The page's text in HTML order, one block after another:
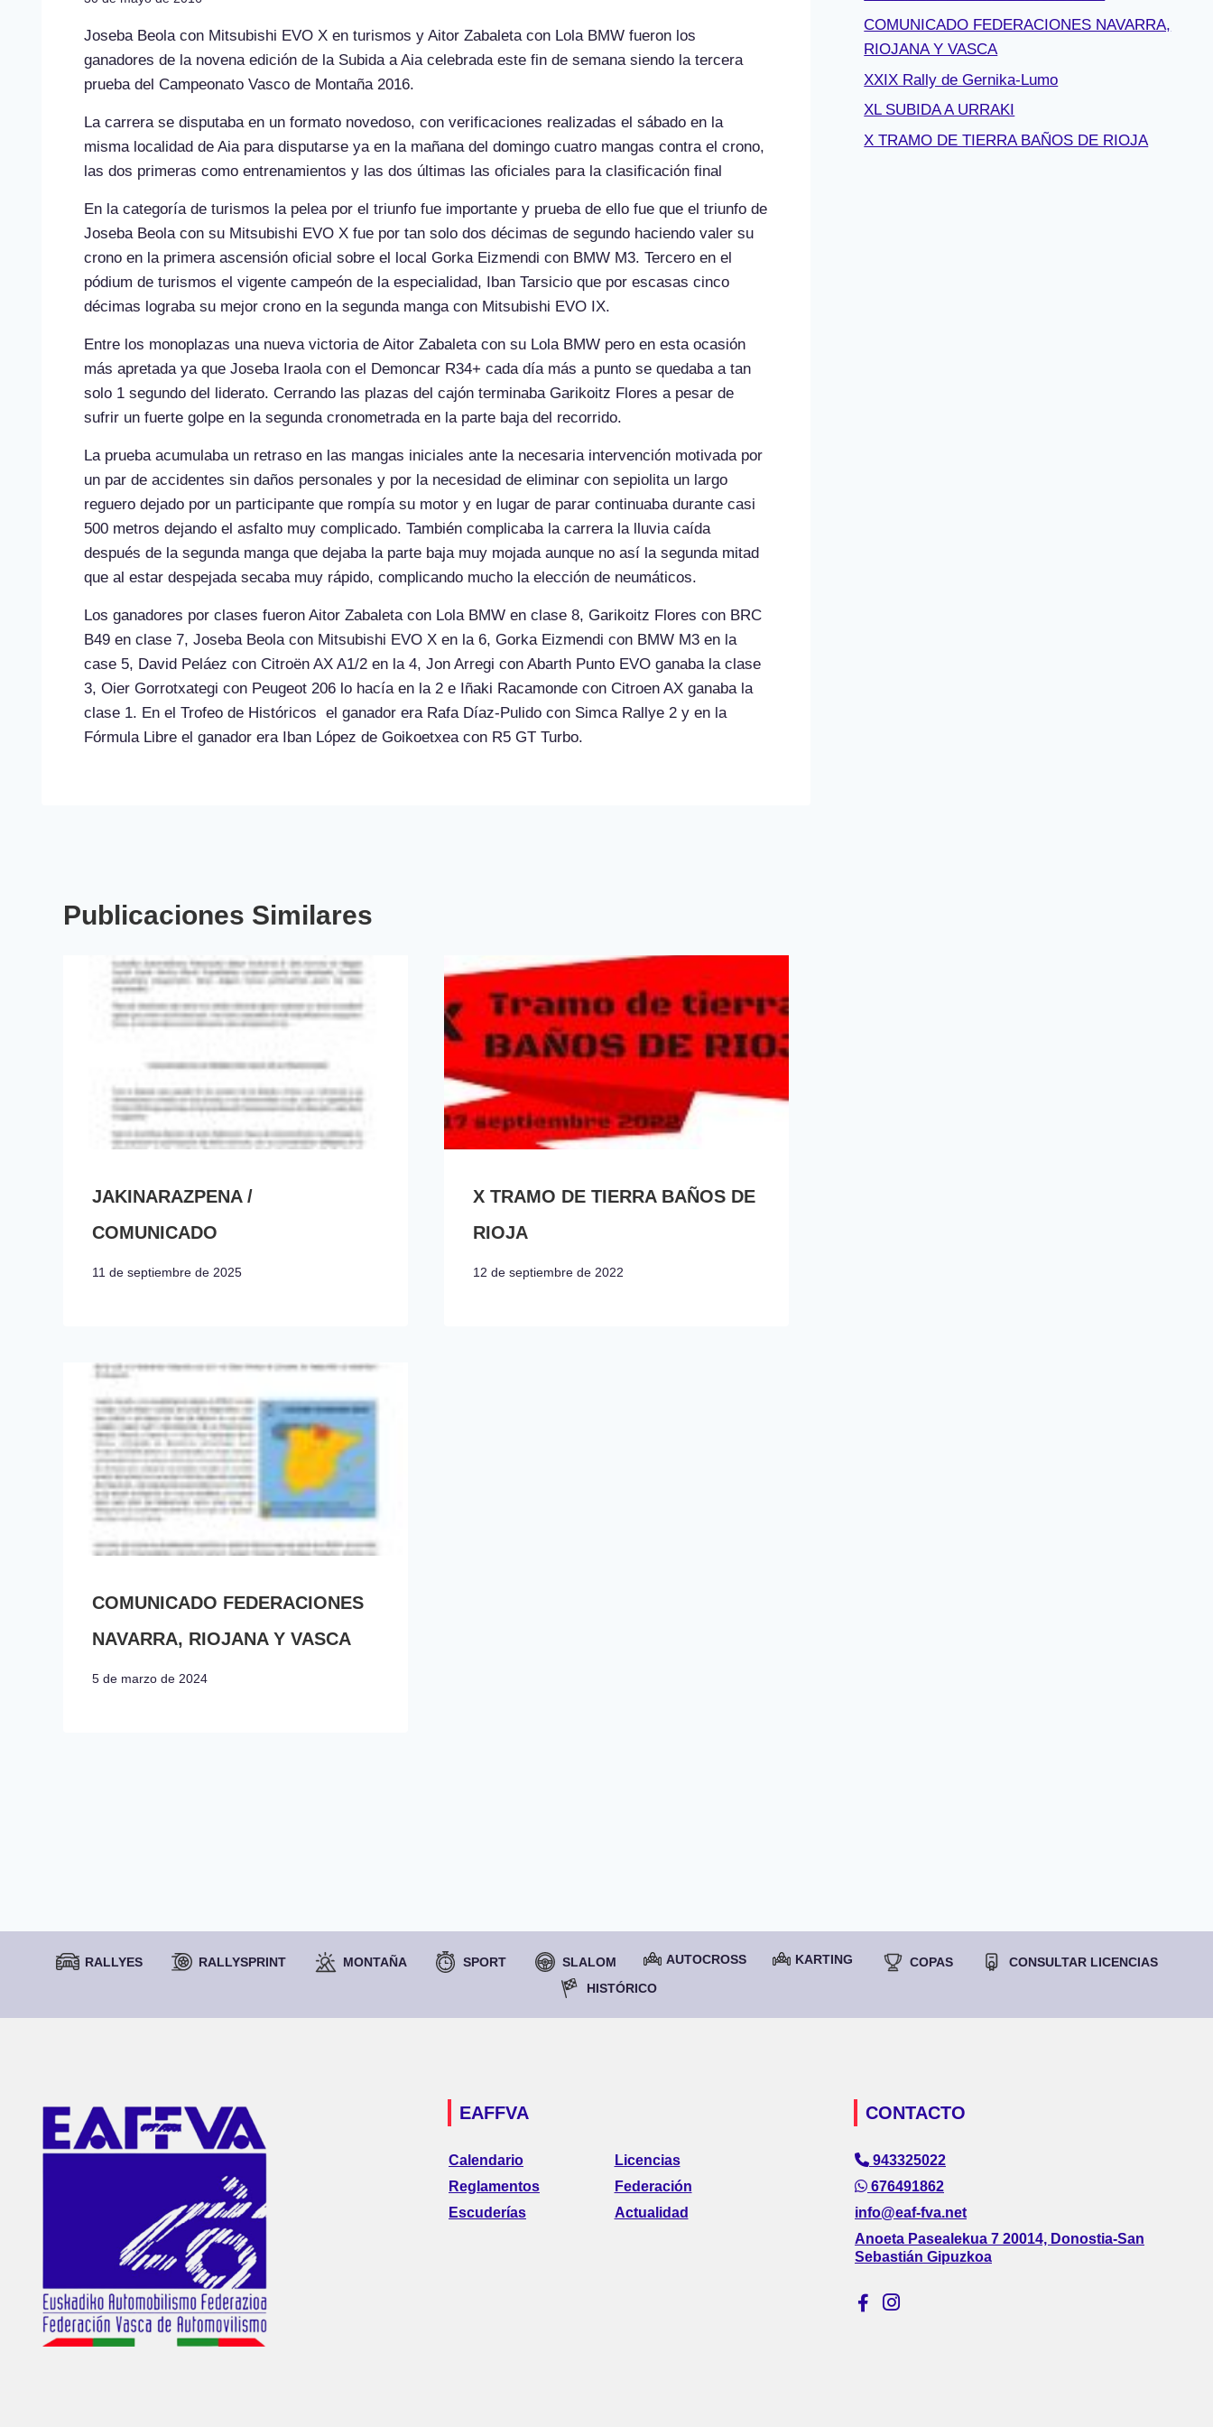
Joseba Beola con Mitsubishi EVO X en turismos y Aitor Zabaleta con Lola BMW fueron los
ganadores de la novena edición de la Subida a Aia celebrada este fin de semana siendo la tercera
prueba del Campeonato Vasco de Montaña 2016.
La carrera se disputaba en un formato novedoso, con verificaciones realizadas el sábado en la
misma localidad de Aia para disputarse ya en la mañana del domingo cuatro mangas contra el crono,
las dos primeras como entrenamientos y las dos últimas las oficiales para la clasificación final
En la categoría de turismos la pelea por el triunfo fue importante y prueba de ello fue que el triunfo de
Joseba Beola con su Mitsubishi EVO X fue por tan solo dos décimas de segundo haciendo valer su
crono en la primera ascensión oficial sobre el local Gorka Eizmendi con BMW M3. Tercero en el
pódium de turismos el vigente campeón de la especialidad, Iban Tarsicio que por escasas cinco
décimas lograba su mejor crono en la segunda manga con Mitsubishi EVO IX.
Entre los monoplazas una nueva victoria de Aitor Zabaleta con su Lola BMW pero en esta ocasión
más apretada ya que Joseba Iraola con el Demoncar R34+ cada día más a punto se quedaba a tan
solo 1 segundo del liderato. Cerrando las plazas del cajón terminaba Garikoitz Flores a pesar de
sufrir un fuerte golpe en la segunda cronometrada en la parte baja del recorrido.
La prueba acumulaba un retraso en las mangas iniciales ante la necesaria intervención motivada por
un par de accidentes sin daños personales y por la necesidad de eliminar con sepiolita un largo
reguero dejado por un participante que rompía su motor y en lugar de parar continuaba durante casi
500 metros dejando el asfalto muy complicado. También complicaba la carrera la lluvia caída
después de la segunda manga que dejaba la parte baja muy mojada aunque no así la segunda mitad
que al estar despejada secaba muy rápido, complicando mucho la elección de neumáticos.
Los ganadores por clases fueron Aitor Zabaleta con Lola BMW en clase 8, Garikoitz Flores con BRC
B49 en clase 7, Joseba Beola con Mitsubishi EVO X en la 6, Gorka Eizmendi con BMW M3 en la
case 5, David Peláez con Citroën AX A1/2 en la 4, Jon Arregi con Abarth Punto EVO ganaba la clase
3, Oier Gorrotxategi con Peugeot 206 lo hacía en la 2 e Iñaki Racamonde con Citroen AX ganaba la
clase 1. En el Trofeo de Históricos el ganador era Rafa Díaz-Pulido con Simca Rallye 2 y en la
Fórmula Libre el ganador era Iban López de Goikoetxea con R5 GT Turbo.
Publicaciones Similares
JAKINARAZPENA /
COMUNICADO
11 de septiembre de 2025
X TRAMO DE TIERRA BAÑOS DE
RIOJA
12 de septiembre de 2022
COMUNICADO FEDERACIONES
NAVARRA, RIOJANA Y VASCA
5 de marzo de 2024
COMUNICADO FEDERACIONES NAVARRA,
RIOJANA Y VASCA
XXIX Rally de Gernika-Lumo
XL SUBIDA A URRAKI
X TRAMO DE TIERRA BAÑOS DE RIOJA
RALLYES RALLYSPRINT MONTAÑA SPORT SLALOM AUTOCROSS KARTING COPAS
CONSULTAR LICENCIAS
HISTÓRICO
EAFFVA
Calendario
Reglamentos
Escuderías
Licencias
Federación
Actualidad
CONTACTO
943325022
676491862
info@eaf-fva.net
Anoeta Pasealekua 7 20014, Donostia-San
Sebastián Gipuzkoa